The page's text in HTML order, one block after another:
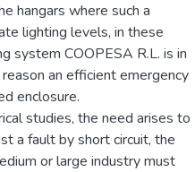
hangars where such a
lighting levels, in these
system COOPESA R.L. is in
an efficient emergency
enclosure.
studies, the need arises to
a fault by short circuit, the
or large industry must